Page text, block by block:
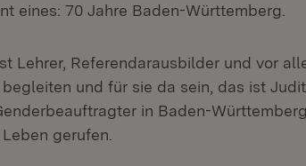
eines: 70 Jahre Baden-Württemberg.
Lehrer, Referendarausbilder und vor
und für sie da sein, das ist
in Baden-
gerufen.